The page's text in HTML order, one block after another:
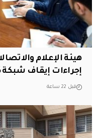
هيئة الإعلام
إجراءات إيقاف شبكة
قبل 22 ساعة